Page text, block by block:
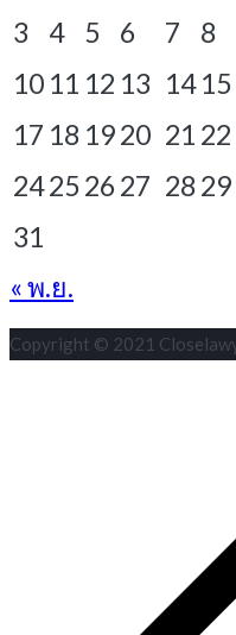
3
4 5 6 7 8
10 11 12 13 14 15
17 18 1920 21 22
2425 26 27 28 29
31
« พ.ย.
Copyright © 2021